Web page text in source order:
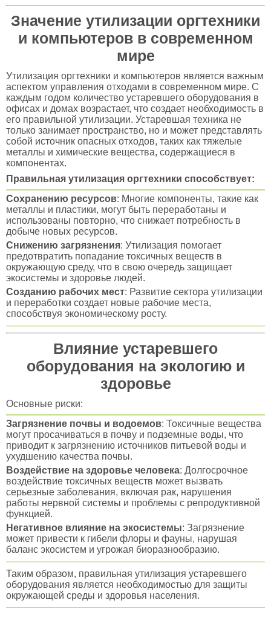
Значение утилизации оргтехники
и компьютеров в современном
мире
Утилизация оргтехники и компьютеров является важным
аспектом управления отходами в современном мире. С
каждым годом количество устаревшего оборудования в
офисах и домах возрастает, что создает необходимость в
его правильной утилизации. Устаревшая техника не
только занимает пространство, но и может представлять
собой источник опасных отходов, таких как тяжелые
металлы и химические вещества, содержащиеся в
компонентах.
Правильная утилизация оргтехники способствует:
Сохранению ресурсов: Многие компоненты, такие как
металлы и пластики, могут быть переработаны и
использованы повторно, что снижает потребность в
добыче новых ресурсов.
Снижению загрязнения: Утилизация помогает
предотвратить попадание токсичных веществ в
окружающую среду, что в свою очередь защищает
экосистемы и здоровье людей.
Созданию рабочих мест: Развитие сектора утилизации
и переработки создает новые рабочие места,
способствуя экономическому росту.
Влияние устаревшего
оборудования на экологию и
здоровье
Основные риски:
Загрязнение почвы и водоемов: Токсичные вещества
могут просачиваться в почву и подземные воды, что
приводит к загрязнению источников питьевой воды и
ухудшению качества почвы.
Воздействие на здоровье человека: Долгосрочное
воздействие токсичных веществ может вызвать
серьезные заболевания, включая рак, нарушения
работы нервной системы и проблемы с репродуктивной
функцией.
Негативное влияние на экосистемы: Загрязнение
может привести к гибели флоры и фауны, нарушая
баланс экосистем и угрожая биоразнообразию.
Таким образом, правильная утилизация устаревшего
оборудования является необходимостью для защиты
окружающей среды и здоровья населения.